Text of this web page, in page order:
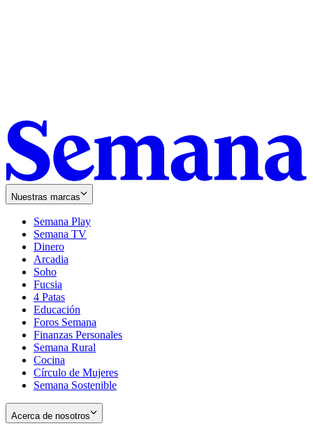
Nuestras marcas
Semana Play
Semana TV
Dinero
Arcadia
Soho
in
new
window
Fucsia
in
new
window
4 Patas
Educación
Foros Semana
Finanzas Personales
Semana Rural
Cocina
Círculo de Mujeres
Semana Sostenible
Acerca de nosotros